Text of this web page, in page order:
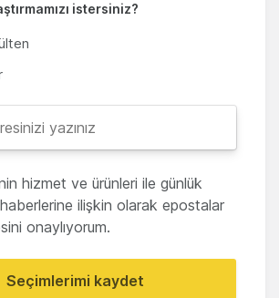
istersiniz?
hizmet ve ürünleri ile günlük
ilişkin olarak epostalar
onaylıyorum.
Seçimlerimi kaydet